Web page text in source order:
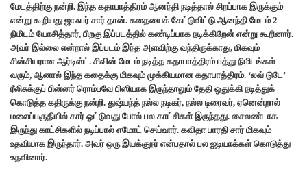
மேடத்திற்கு நன்றி. இந்த கதாபாத்திரம் ஆனந்தி நடித்தால் சிறப்பாக இருக்கும்
என்று கூறியது ஜாஃபர் சார் தான். கதையைக் கேட்டுவிட்டு ஆனந்தி மேடம் 2
நிமிடம் யோசித்தார், பிறகு இப்படத்தில் கண்டிப்பாக நடிக்கிறேன் என்று கூறினார்.
அவர் இல்லை என்றால் இப்படம் இந்த அளவிற்கு வந்திருக்காது, மிகவும்
சின்சியரான ஆர்டிஸ்ட். சிவின் மேடம் நடித்த கதாபாத்திரம் பத்து நிமிடங்கள்
வரும், ஆனால் இந்த கதைக்கு மிகவும் முக்கியமான கதாபாத்திரம். ‘லவ் டுடே’
ரீலிசுக்குப் பின்னர் ரொம்பவே பிஸியாக இருந்தாலும் தேதி ஒதுக்கி நடித்துக்
கொடுத்த கதிருக்கு நன்றி. துஷ்யந்த் நல்ல நடிகர், நல்ல டிரைவர், ஏனென்றால்
மலைப்பகுதியில் கார் ஓட்டுவது போல் பல காட்சிகள் இருந்தது. சைலண்டாக
இருந்து காட்சிகளில் நடிப்பால் எமோட் செய்வார். கவிதா பாரதி சார் மிகவும்
உதவியாக இருந்தார். அவர் ஒரு இயக்குநர் என்பதால் பல ஐடியாக்கள் கொடுத்து
உதவினார்.